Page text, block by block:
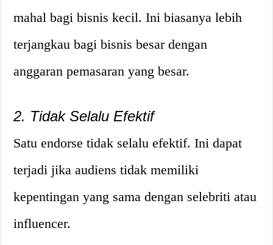
mahal bagi bisnis kecil. Ini biasanya lebih
terjangkau bagi bisnis besar dengan
anggaran pemasaran yang besar.
2. Tidak Selalu Efektif
Satu endorse tidak selalu efektif. Ini dapat
terjadi jika audiens tidak memiliki
kepentingan yang sama dengan selebriti atau
influencer.